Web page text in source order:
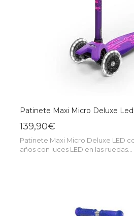
Patinete Maxi Micro Deluxe Led
139,90€
Patinete Maxi Micro Deluxe LED
años con luces LED en las ruedas...